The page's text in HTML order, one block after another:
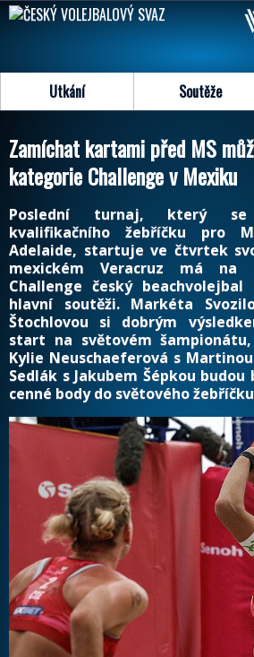
Utkání Soutěže
Zamíchat kartami před MS
kategorie Challenge v Mexiku
Poslední turnaj, který
kvalifikačního žebříčku pro
Adelaide, startuje ve čtvrtek
mexickém Veracruz má na
Challenge český
hlavní soutěži. Markéta
Štochlovou si dobrým
start na světovém
Kylie Neuschaeferová s
Sedlák s Jakubem Šépkou
cenné body do světového